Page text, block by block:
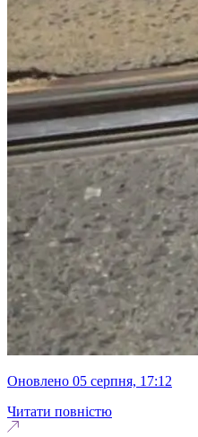
оновлено 05 серпня, 17:12
Читати повністю